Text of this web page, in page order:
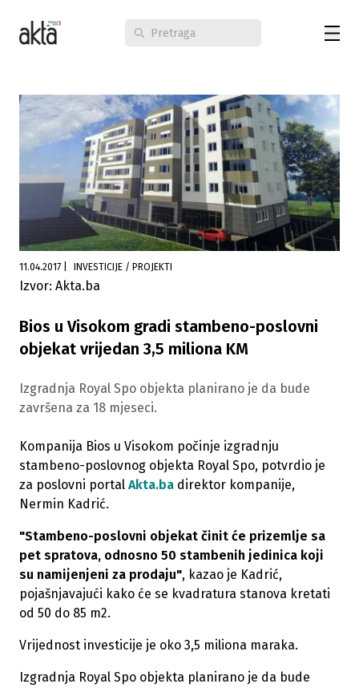
11.04.2017 INVESTICIJE / PROJEKTI
Izvor: Akta.ba
Bios u Visokom gradi stambeno-poslovni
objekat vrijedan 3,5 miliona KM
Izgradnja Royal Spo objekta planirano je da bude
završena za 18 mjeseci.
Kompanija Bios u Visokom počinje izgradnju
stambeno-poslovnog objekta Royal Spo, potvrdio je
za poslovni portal Akta.ba direktor kompanije,
Nermin Kadrić.
"Stambeno-poslovni objekat činit će prizemlje sa
pet spratova, odnosno 50 stambenih jedinica koji
su namijenjeni za prodaju", kazao je Kadrić,
pojašnjavajući kako će se kvadratura stanova kretati
od 50 do 85 m2.
Vrijednost investicije je oko 3,5 miliona maraka.
Izgradnja Royal Spo objekta planirano je da bude